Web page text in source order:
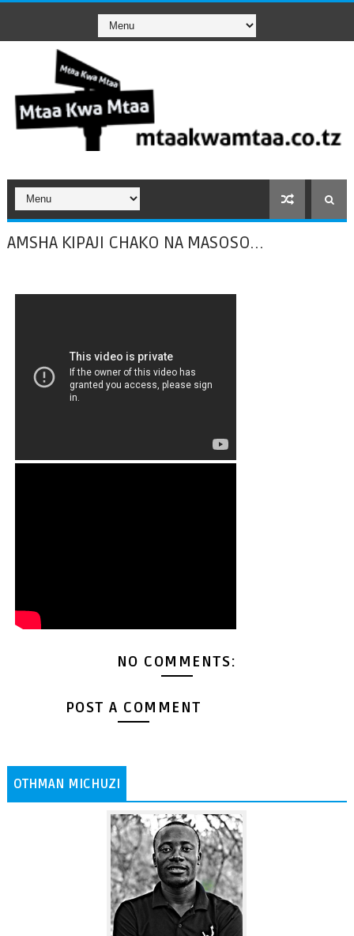
AMSHA KIPAJI CHAKO NA MASOSO...
NO COMMENTS:
POST A COMMENT
OTHMAN MICHUZI